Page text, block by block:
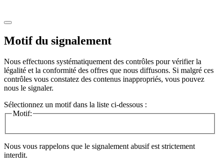
Motif du signalement
Nous effectuons systématiquement des contrôles pour vérifier la
légalité et la conformité des offres que nous diffusons. Si malgré ces
contrôles vous constatez des contenus inappropriés, vous pouvez
nous le signaler.
Sélectionnez un motif dans la liste ci-dessous :
Motif:
Nous vous rappelons que le signalement abusif est strictement
interdit.